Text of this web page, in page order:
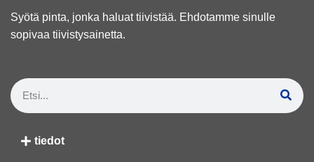
Syötä pinta, jonka haluat tiivistää. Ehdotamme sinulle
sopivaa tiivistysainetta.
tiedot